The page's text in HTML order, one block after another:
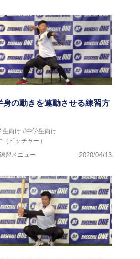
身の動きを連動させる練習方
生向け #中学生向け
（ピッチャー）
習メニュー
2020/04/13